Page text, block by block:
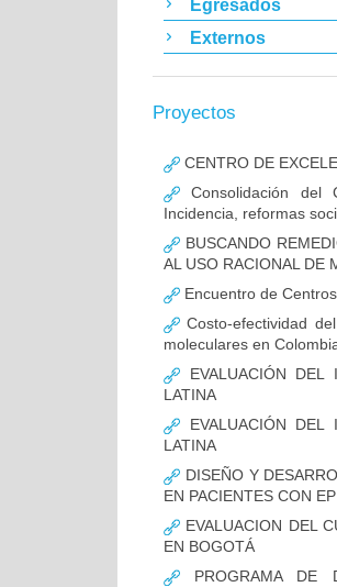
Egresados
Externos
Proyectos
CENTRO DE
Consolidación del
Incidencia, reformas
BUSCANDO
AL USO RACIONAL DE
Encuentro de
Costo-efectividad
moleculares en
EVALUACIÓN DEL
LATINA
EVALUACIÓN DEL
LATINA
DISEÑO Y
EN PACIENTES CON
EVALUACION DEL
EN BOGOTÁ
PROGRAMA DE